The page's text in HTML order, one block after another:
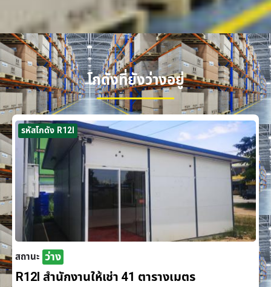
โกดังที่ยังว่างอยู่
รหัสโกดัง R12I
สถานะ ว่าง
R12I สำนักงานให้เช่า 41 ตารางเมตร